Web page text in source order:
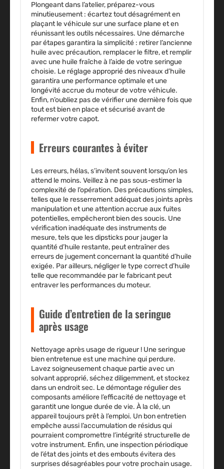
Plongeant dans l’atelier, préparez-vous
minutieusement : écartez tout désagrément en
plaçant le véhicule sur une surface plane et en
réunissant les outils nécessaires. Une démarche
par étapes garantira la simplicité : retirer l’ancienne
huile avec précaution, remplacer le filtre, et remplir
avec une huile fraîche à l’aide de votre seringue
choisie. Le réglage approprié des niveaux d’huile
garantira une performance optimale et une
longévité accrue du moteur de votre véhicule.
Enfin, n’oubliez pas de vérifier une dernière fois que
tout est bien en place et sécurisé avant de
refermer votre capot.
Erreurs courantes à éviter
Les erreurs, hélas, s’invitent souvent lorsqu’on les
attend le moins. Veillez à ne pas sous-estimer la
complexité de l’opération. Des précautions simples,
telles que le resserrement adéquat des joints après
manipulation et une attention accrue aux fuites
potentielles, empêcheront bien des soucis. Une
vérification inadéquate des instruments de
mesure, tels que les dipsticks pour jauger la
quantité d’huile restante, peut entraîner des
erreurs de jugement concernant la quantité d’huile
exigée. Par ailleurs, négliger le type correct d’huile
telle que recommandée par le fabricant peut
entraver les performances du moteur.
Guide d’entretien de la seringue
après usage
Nettoyage après usage de rigueur ! Une seringue
bien entretenue est une machine qui perdure.
Lavez soigneusement chaque partie avec un
solvant approprié, séchez diligemment, et stockez
dans un endroit sec. Le démontage régulier des
composants améliore l’efficacité de nettoyage et
garantit une longue durée de vie. À la clé, un
appareil toujours prêt à l’emploi. Un bon entretien
empêche aussi l’accumulation de résidus qui
pourraient compromettre l’intégrité structurelle de
votre instrument. Enfin, une inspection périodique
de l’état des joints et des embouts évitera des
surprises désagréables pour votre prochain usage.